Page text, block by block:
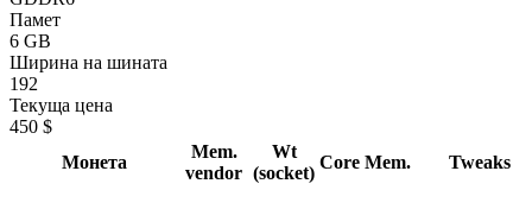
Памет
6 GB
Ширина на шината
192
Текуща цена
450 $
Монета
Mem.
vendor
Wt
(socket)
Core Mem. Tweaks